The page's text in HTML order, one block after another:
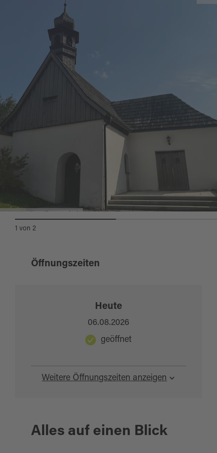
1 von2
Öffnungszeiten
Weitere Öffnungszeiten anzeigen
Heute
06.08.2026
geöffnet
Alles auf einen Blick